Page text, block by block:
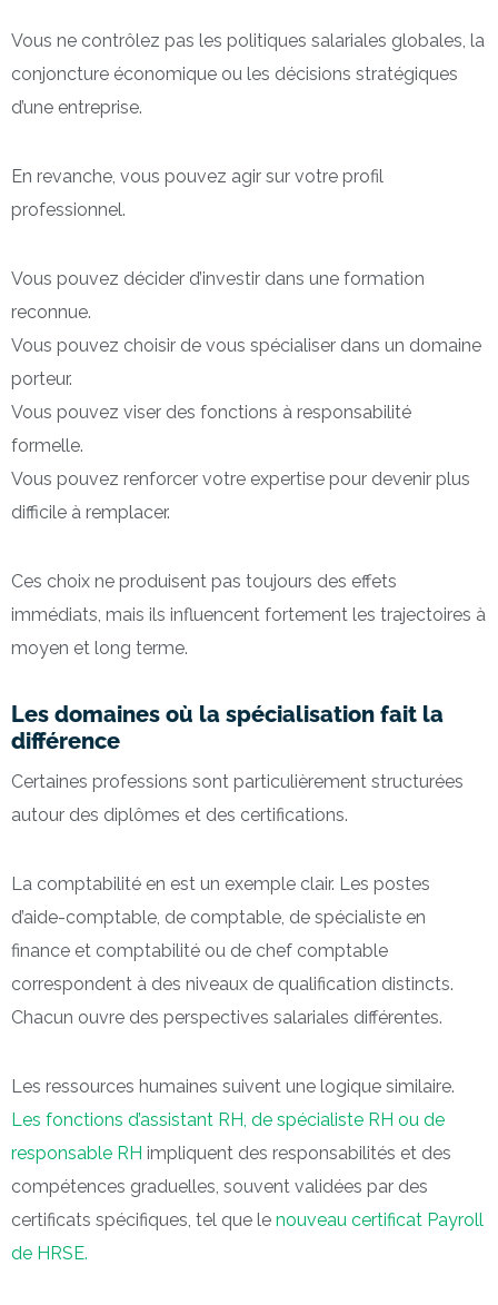
Vous ne contrôlez pas les politiques salariales globales, la
conjoncture économique ou les décisions stratégiques
d’une entreprise.
En revanche, vous pouvez agir sur votre profil
professionnel.
Vous pouvez décider d’investir dans une formation
reconnue.
Vous pouvez choisir de vous spécialiser dans un domaine
porteur.
Vous pouvez viser des fonctions à responsabilité
formelle.
Vous pouvez renforcer votre expertise pour devenir plus
difficile à remplacer.
Ces choix ne produisent pas toujours des effets
immédiats, mais ils influencent fortement les trajectoires à
moyen et long terme.
Les domaines où la spécialisation fait la
différence
Certaines professions sont particulièrement structurées
autour des diplômes et des certifications.
La comptabilité en est un exemple clair. Les postes
d’aide-comptable, de comptable, de spécialiste en
finance et comptabilité ou de chef comptable
correspondent à des niveaux de qualification distincts.
Chacun ouvre des perspectives salariales différentes.
Les ressources humaines suivent une logique similaire.
Les fonctions d’assistant RH, de spécialiste RH ou de
responsable RH impliquent des responsabilités et des
compétences graduelles, souvent validées par des
certificats spécifiques, tel que le nouveau certificat Payroll
de HRSE.